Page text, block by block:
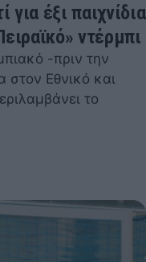
έξι παιχνίδια
ντέρμπι
-πριν την
Εθνικό και
το